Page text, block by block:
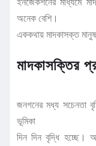
অনেক বেশি।
এককথায় মাদকাসক্ত
মাদকাসক্তির
জনগনের মধ্য সচেনতা
ভূমিকা
দিন দিন বৃদ্ধি হচ্ছে।